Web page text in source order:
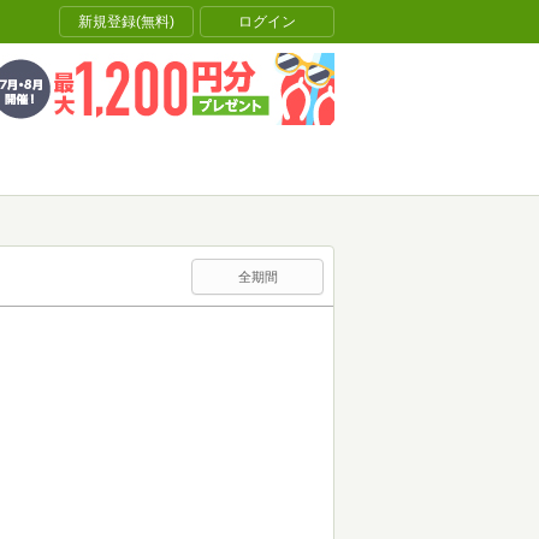
新規登録(無料) ログイン
全期間